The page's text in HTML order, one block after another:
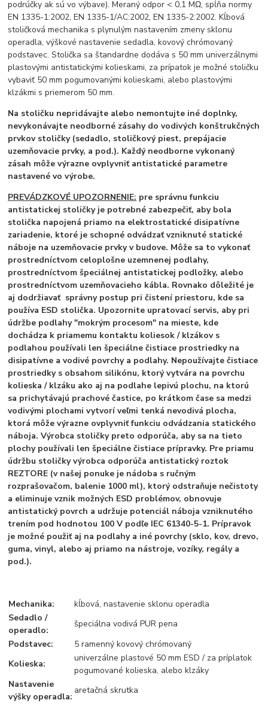
podrúčky ak sú vo výbave). Meraný odpor < 0,1 MΩ, spĺňa normy
EN 1335-1:2002, EN 1335-1/AC:2002, EN 1335-2:2002. Kĺbová
stoličková mechanika s plynulým nastavením zmeny sklonu
operadla, výškové nastavenie sedadla, kovový chrómovaný
podstavec. Stolička sa štandardne dodáva s 50 mm univerzálnymi
plastovými antistatickými kolieskami, za prípatok je možné stoličku
vybaviť 50 mm pogumovanými kolieskami, alebo plastovými
klzákmi s priemerom 50 mm.
Na stoličku nepridávajte alebo nemontujte iné doplnky,
nevykonávajte neodborné zásahy do vodivých konštrukčných
prvkov stoličky (sedadlo, stoličkový piest, prepájacie
uzemňovacie prvky, a pod.). Každý neodborne vykonaný
zásah môže výrazne ovplyvniť antistatické parametre
nastavené vo výrobe.
PREVÁDZKOVÉ UPOZORNENIE: pre správnu funkciu
antistatickej stoličky je potrebné zabezpečiť, aby bola
stolička napojená priamo na elektrostatické disipatívne
zariadenie, ktoré je schopné odvádzať vzniknuté statické
náboje na uzemňovacie prvky v budove. Môže sa to vykonať
prostredníctvom celoplošne uzemnenej podlahy,
prostredníctvom špeciálnej antistatickej podložky, alebo
prostredníctvom uzemňovacieho kábla. Rovnako dôležité je
aj dodržiavať správny postup pri čistení priestoru, kde sa
používa ESD stolička. Upozornite upratovací servis, aby pri
údržbe podlahy "mokrým procesom" na mieste, kde
dochádza k priamemu kontaktu koliesok / klzákov s
podlahou používali len špeciálne čistiace prostriedky na
disipatívne a vodivé povrchy a podlahy. Nepoužívajte čistiace
prostriedky s obsahom silikónu, ktorý vytvára na povrchu
kolieska / klzáku ako aj na podlahe lepivú plochu, na ktorú
sa prichytávajú prachové častice, po krátkom čase sa medzi
vodivými plochami vytvorí veľmi tenká nevodivá plocha,
ktorá môže výrazne ovplyvniť funkciu odvádzania statického
náboja. Výrobca stoličky preto odporúča, aby sa na tieto
plochy používali len špeciálne čistiace prípravky. Pre priamu
údržbu stoličky výrobca odporúča antistatický roztok
REZTORE (v našej ponuke je nádoba s ručným
rozprašovačom, balenie 1000 ml), ktorý odstraňuje nečistoty
a eliminuje vznik možných ESD problémov, obnovuje
antistatický povrch a udržuje potenciál náboja vzniknutého
trením pod hodnotou 100 V podľe IEC 61340-5-1. Prípravok
je možné použiť aj na podlahy a iné povrchy (sklo, kov, drevo,
guma, vinyl, alebo aj priamo na nástroje, vozíky, regály a
pod.).
Mechanika:
kĺbová, nastavenie sklonu operadla
Sedadlo /
operadlo:
špeciálna vodivá PUR pena
Podstavec:
5 ramenný kovový chrómovaný
Kolieska:
univerzálne plastové 50 mm ESD / za príplatok
pogumované kolieska, alebo klzáky
Nastavenie
výšky operadla:
aretačná skrutka